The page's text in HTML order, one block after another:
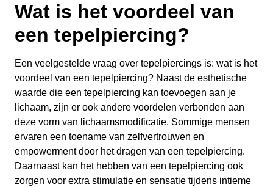
Wat is het voordeel van
een tepelpiercing?
Een veelgestelde vraag over tepelpiercings is: wat is het
voordeel van een tepelpiercing? Naast de esthetische
waarde die een tepelpiercing kan toevoegen aan je
lichaam, zijn er ook andere voordelen verbonden aan
deze vorm van lichaamsmodificatie. Sommige mensen
ervaren een toename van zelfvertrouwen en
empowerment door het dragen van een tepelpiercing.
Daarnaast kan het hebben van een tepelpiercing ook
zorgen voor extra stimulatie en sensatie tijdens intieme